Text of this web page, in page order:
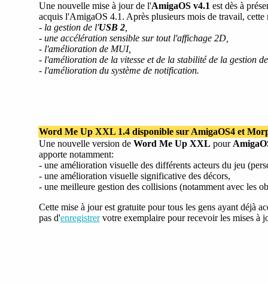
Une nouvelle mise à jour de l'AmigaOS v4.1 est dès à
acquis l'AmigaOS 4.1. Après plusieurs mois de travail, cette
- la gestion de l'USB 2,
- une accélération sensible sur tout l'affichage 2D,
- l'amélioration de MUI,
- l'amélioration de la vitesse et de la stabilité de la gestion
- l'amélioration du système de notification.
Word Me Up XXL 1.4 disponible sur AmigaOS4 et
Une nouvelle version de Word Me Up XXL pour
apporte notamment:
- une amélioration visuelle des différents acteurs du jeu
- une amélioration visuelle significative des décors,
- une meilleure gestion des collisions (notamment avec les
Cette mise à jour est gratuite pour tous les gens ayant déjà
pas d'enregistrervotre exemplaire pour recevoir les mises à